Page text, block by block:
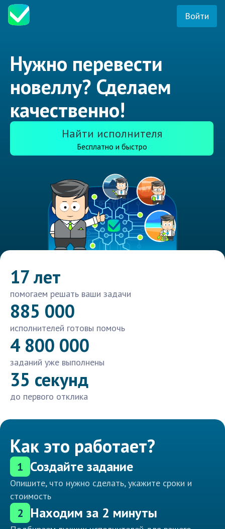
Войти
Нужно перевести
новеллу? Сделаем
качественно!
Найти исполнителя
Бесплатно и быстро
17 лет
помогаем решать ваши задачи
885 000
исполнителей готовы помочь
4 800 000
заданий уже выполнены
35 секунд
до первого отклика
Как это работает?
1 Создайте задание
Опишите, что нужно сделать, укажите сроки и
стоимость
2 Находим за 2 минуты